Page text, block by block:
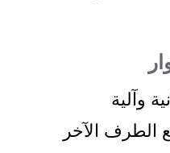
وآلية
الطرف الآخر